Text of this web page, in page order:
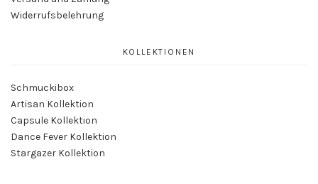
Widerrufsbelehrung
KOLLEKTIONEN
Schmuckibox
Artisan Kollektion
Capsule Kollektion
Dance Fever Kollektion
Stargazer Kollektion